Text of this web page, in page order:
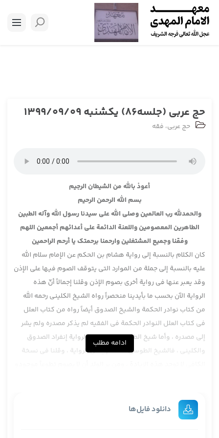
حج عربی (جلسه86) یکشنبه 1399/09/09
حج عربی، فقه
أعوذ بالله من الشيطان الرجيم
بسم الله الرحمن الرحيم
والحمدلله رب العالمين وصلى الله على سيدنا رسول الله وآله الطبين
الطاهرين المعصومين واللعنة الدائمة على أعدائهم أجمعين اللهم
وفقنا وجميع المشتغلين وارحمنا برحمتك يا أرحم الراحمين
كان الكلام بالنسبة إلى رواية هشام بن الحكم عن الإمام سلام الله
عليه بالنسبة إلى جملة من الموارد التي يتوقف الصوم فيها على الإذن
وقد يعبر عنها في رواية أخرى بصوم الإذن وقلنا إجمالاً أنّ هذه
الرواية الآن بحسب ما بأيدينا منحصراً رواه الشيخ الكليني رحمه الله
من كتاب نوادر الحكمة والشيخ الصدوق أيضاً رواه من كتاب العلل
في كتاب العلل النوادر الحكمة في الفقيه لم يذكر مصدره ولم يشر
إلى مصدره ، وأما شيخ الطوسي فلم ينقل الرواية إنفراد الصدوق
والكليني ، فالشيخ الطوسي أصلاً لم ينقل الرواية ، وقلنا في نسخة
الفقيه هم لا توجد والآن مصدر آخر ما عندنا روى هذه الرواية
والمشكلة في هذا المصدر وجود أحمد بن هلال تكلمنا حوله بشيء
ادامه مطلب
دانلود فایل‌ها